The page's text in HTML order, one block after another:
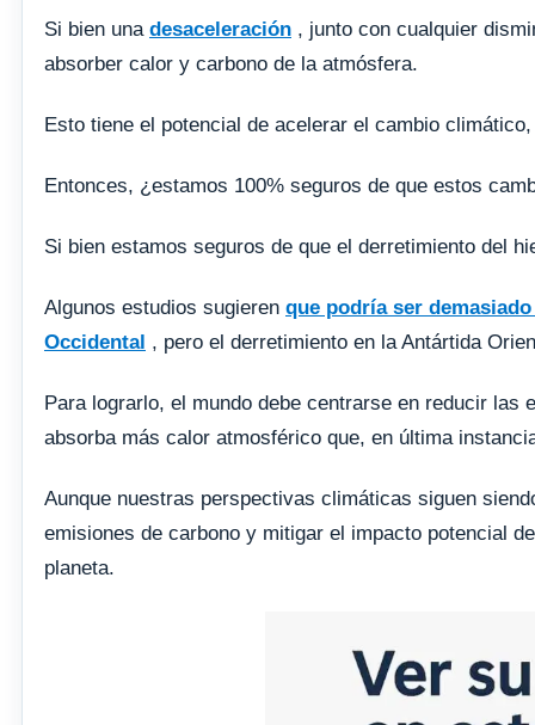
Si bien una desaceleración , junto con cualquier
absorber calor y carbono de la atmósfera.
Esto tiene el potencial de acelerar el cambio
Entonces, ¿estamos 100% seguros de que estos
Si bien estamos seguros de que el derretimiento del
Algunos estudios sugieren que podría ser
Occidental , pero el derretimiento en la Antártida
Para lograrlo, el mundo debe centrarse en reducir
absorba más calor atmosférico que, en última
Aunque nuestras perspectivas climáticas siguen
emisiones de carbono y mitigar el impacto potencial
planeta.